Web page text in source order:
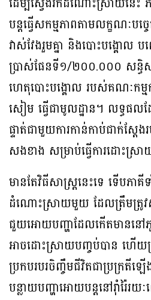
បន្តធ្វើសកម្មភាពតាមលក្ខណៈប
វាស់វែងរួមគ្នា និងបោះបង្គោល
ប្រាស់ផែនទី១/២០០.០០០ សន្
ហេតុបោះបង្គោល របស់គណៈកម្មក
សៀម ធ្វើជាមូលដ្ឋាន។ លទ្ធផ
ផ្ទាត់ជាមួយការកាន់កាប់ជាក់ស្ដែ
សងខាង សម្រាប់ធ្វើការដោះស្រា
មានតែវិធីសាស្ត្រនេះទេ ទើបភា
ដំណោះស្រាយមួយ ដែលត្រឹមត្រូវ
ជួយអោយបញ្ហាដែលកើតមាននៅ
អាចដោះស្រាយបញ្ចប់បាន ហើយ
ប្រកបរបរចិញ្ចឹមជីវិតជាប្រក្រតី
បន្លាយបញ្ហាអោយបន្តនៅរ៉ាំរ៉ៃរ